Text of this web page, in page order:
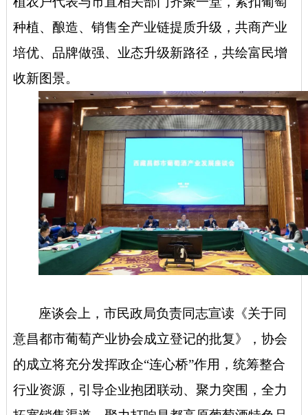
种植、酿造、销售全产业链提质升级，共商产业
培优、品牌做强、业态升级新路径，共绘富民增
收新图景。
座谈会上，市民政局负责同志宣读《关于同
意昌都市葡萄产业协会成立登记的批复》，协会
的成立将充分发挥政企“连心桥”作用，统筹整合
行业资源，引导企业抱团联动、聚力突围，全力